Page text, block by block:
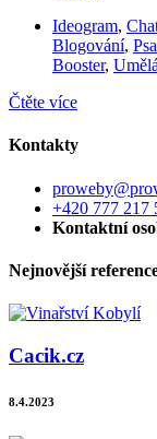
Ideogram,
Blogování,
Booster,
Čtěte více
Kontakty
+420 777 217
Kontaktní
Nejnovější
Cacik.cz
8.4.2023